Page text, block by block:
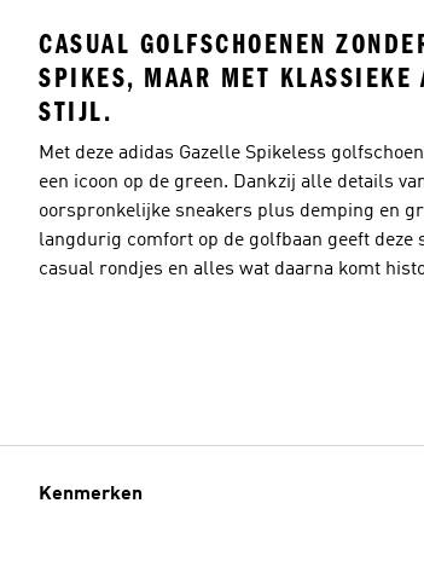
CASUAL GOLFSCHOENEN
SPIKES, MAAR MET KLASSIEKE
STIJL.
Met deze adidas Gazelle Spikeless
een icoon op de green. Dankzij alle details
oorspronkelijke sneakers plus demping en
langdurig comfort op de golfbaan geeft deze
casual rondjes en alles wat daarna komt
Kenmerken